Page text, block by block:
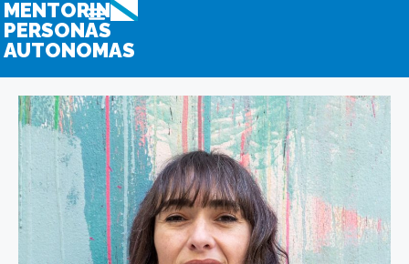
MENTORING
PERSONAS
AUTONOMAS